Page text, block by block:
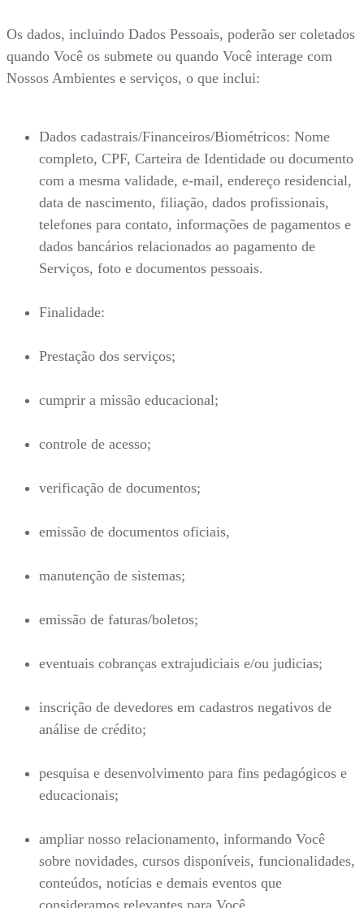
Os dados, incluindo Dados Pessoais, poderão ser coletados
quando Você os submete ou quando Você interage com
Nossos Ambientes e serviços, o que inclui:
Dados cadastrais/Financeiros/Biométricos: Nome
completo, CPF, Carteira de Identidade ou documento
com a mesma validade, e-mail, endereço residencial,
data de nascimento, filiação, dados profissionais,
telefones para contato, informações de pagamentos e
dados bancários relacionados ao pagamento de
Serviços, foto e documentos pessoais.
Finalidade:
Prestação dos serviços;
cumprir a missão educacional;
controle de acesso;
verificação de documentos;
emissão de documentos oficiais,
manutenção de sistemas;
emissão de faturas/boletos;
eventuais cobranças extrajudiciais e/ou judicias;
inscrição de devedores em cadastros negativos de
análise de crédito;
pesquisa e desenvolvimento para fins pedagógicos e
educacionais;
ampliar nosso relacionamento, informando Você
sobre novidades, cursos disponíveis, funcionalidades,
conteúdos, notícias e demais eventos que